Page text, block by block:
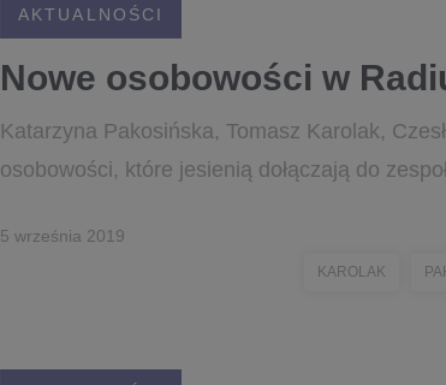
AKTUALNOŚCI
Nowe osobowości w
Katarzyna Pakosińska, Tomasz Karolak,
osobowości, które jesienią dołączają do
5 września 2019
KAROLAK